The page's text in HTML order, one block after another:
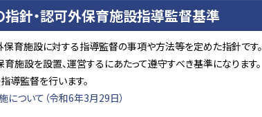
針・認可外保育施設指導監督基準
育施設に対する指導監督の事項や方法等を定めた指針です。
施設を設置、運営するにあたって遵守すべき基準になります。
導監督を行います。
ついて（令和6年3月29日）